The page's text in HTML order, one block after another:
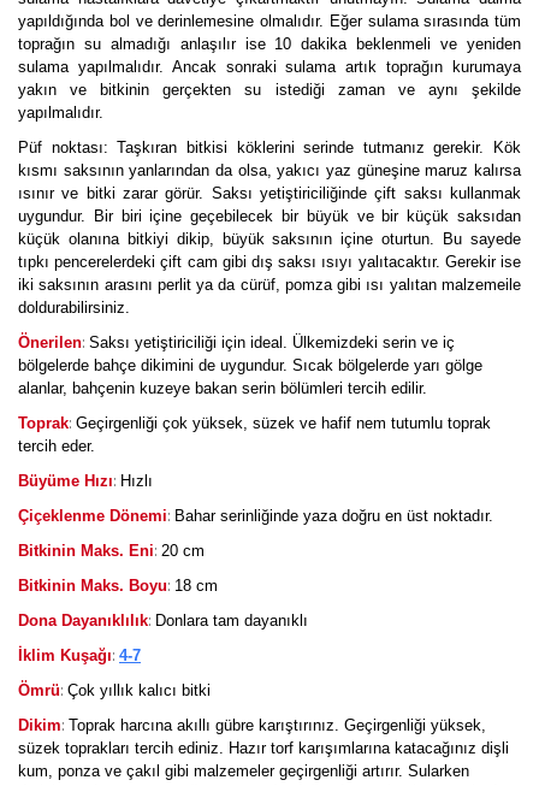
yapıldığında bol ve derinlemesine olmalıdır. Eğer sulama sırasında tüm
toprağın su almadığı anlaşılır ise 10 dakika beklenmeli ve yeniden
sulama yapılmalıdır. Ancak sonraki sulama artık toprağın kurumaya
yakın ve bitkinin gerçekten su istediği zaman ve aynı şekilde
yapılmalıdır.
Püf noktası: Taşkıran bitkisi köklerini serinde tutmanız gerekir. Kök
kısmı saksının yanlarından da olsa, yakıcı yaz güneşine maruz kalırsa
ısınır ve bitki zarar görür. Saksı yetiştiriciliğinde çift saksı kullanmak
uygundur. Bir biri içine geçebilecek bir büyük ve bir küçük saksıdan
küçük olanına bitkiyi dikip, büyük saksının içine oturtun. Bu sayede
tıpkı pencerelerdeki çift cam gibi dış saksı ısıyı yalıtacaktır. Gerekir ise
iki saksının arasını perlit ya da cürüf, pomza gibi ısı yalıtan malzemeile
doldurabilirsiniz.
Önerilen: Saksı yetiştiriciliği için ideal. Ülkemizdeki serin ve iç
bölgelerde bahçe dikimini de uygundur. Sıcak bölgelerde yarı gölge
alanlar, bahçenin kuzeye bakan serin bölümleri tercih edilir.
Toprak: Geçirgenliği çok yüksek, süzek ve hafif nem tutumlu toprak
tercih eder.
Büyüme Hızı: Hızlı
Çiçeklenme Dönemi: Bahar serinliğinde yaza doğru en üst noktadır.
Bitkinin Maks. Eni: 20 cm
Bitkinin Maks. Boyu: 18 cm
Dona Dayanıklılık: Donlara tam dayanıklı
İklim Kuşağı: 4-7
Ömrü: Çok yıllık kalıcı bitki
Dikim: Toprak harcına akıllı gübre karıştırınız. Geçirgenliği yüksek,
süzek toprakları tercih ediniz. Hazır torf karışımlarına katacağınız dişli
kum, ponza ve çakıl gibi malzemeler geçirgenliği artırır. Sularken